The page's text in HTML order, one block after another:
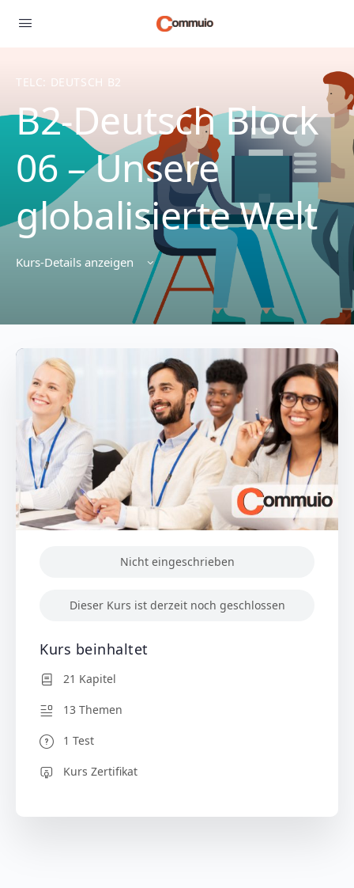
TELC: DEUTSCH B2
B2-Deutsch Block
06 – Unsere
globalisierte Welt
Kurs-Details anzeigen
Nicht eingeschrieben
Dieser Kurs ist derzeit noch geschlossen
Kurs beinhaltet
21 Kapitel
13 Themen
1 Test
Kurs Zertifikat